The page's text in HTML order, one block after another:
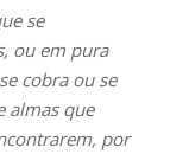
se
ou em pura
cobra ou se
almas que
por